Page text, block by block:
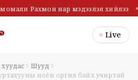
Рахмон нар мэдээлэл хийлээ
Live
хуудас
Шууд
ноён оргил байх учиртай